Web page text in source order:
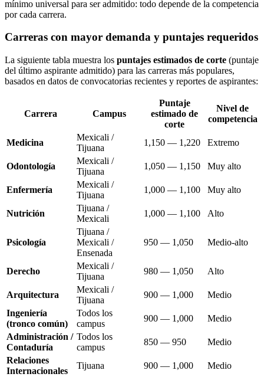
mínimo universal para ser admitido: todo depende de la competencia
por cada carrera.
Carreras con mayor demanda y puntajes requeridos
La siguiente tabla muestra los puntajes estimados de corte (puntaje
del último aspirante admitido) para las carreras más populares,
basados en datos de convocatorias recientes y reportes de aspirantes:
Carrera Campus
Puntaje
estimado de
corte
Nivel de
competencia
Medicina
Mexicali /
Tijuana
1,150 — 1,220 Extremo
Odontología
Mexicali /
Tijuana
1,050 — 1,150 Muy alto
Enfermería
Mexicali /
Tijuana
1,000 — 1,100 Muy alto
Nutrición
Tijuana /
Mexicali
1,000 — 1,100 Alto
Psicología
Tijuana /
Mexicali /
Ensenada
950 — 1,050 Medio-alto
Derecho
Mexicali /
Tijuana
980 — 1,050 Alto
Arquitectura
Mexicali /
Tijuana
900 — 1,000
Medio
Ingeniería
(tronco común)
Todos los
campus
900 — 1,000
Medio
Administración /
Contaduría
Todos los
campus
850 — 950
Medio
Relaciones
Internacionales
Tijuana 900 — 1,000 Medio